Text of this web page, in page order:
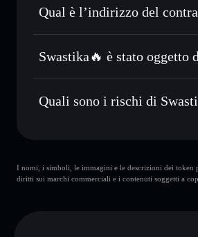
privacy incorporato di Solflare
esclusivo controllo delle tue
privacy
Qual è l’indirizzo del
Swastika🔥 è stato oggetto
Swastika🔥 non è
Quali sono i rischi di
wallet
I nomi, i simboli, le immagini e le descrizioni dei token
diritti sui marchi commerciali e i contenuti soggetti a